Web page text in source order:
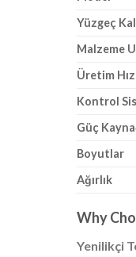
Yüzgeç
Malzeme
Üretim
Kontrol
Güç
Boyutlar
Ağırlık
Why
Yenilikçi